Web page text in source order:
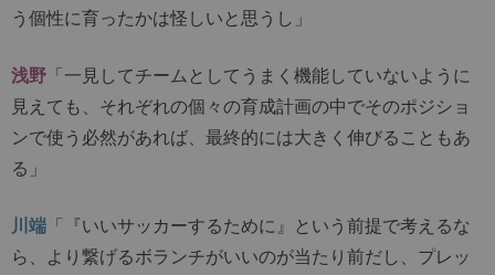
う個性に育ったかは怪しいと思うし」
浅野 「一見してチームとしてうまく機能していないように
見えても、それぞれの個々の育成計画の中でそのポジショ
ンで使う必然があれば、最終的には大きく伸びることもあ
る」
川端 「『いいサッカーするために』という前提で考えるな
ら、より繋げるボランチがいいのが当たり前だし、プレッ